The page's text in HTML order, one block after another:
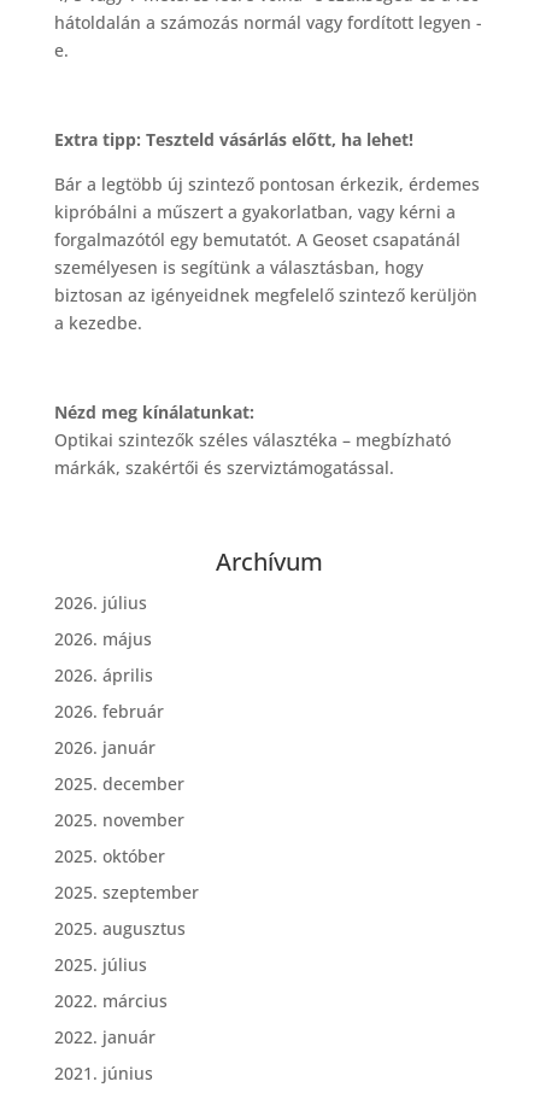
hátoldalán a számozás normál vagy fordított legyen -
e.
Extra tipp: Teszteld vásárlás előtt, ha lehet!
Bár a legtöbb új szintező pontosan érkezik, érdemes
kipróbálni a műszert a gyakorlatban, vagy kérni a
forgalmazótól egy bemutatót. A Geoset csapatánál
személyesen is segítünk a választásban, hogy
biztosan az igényeidnek megfelelő szintező kerüljön
a kezedbe.
Nézd meg kínálatunkat:
Optikai szintezők széles választéka – megbízható
márkák, szakértői és szerviztámogatással.
Archívum
2026. július
2026. május
2026. április
2026. február
2026. január
2025. december
2025. november
2025. október
2025. szeptember
2025. augusztus
2025. július
2022. március
2022. január
2021. június